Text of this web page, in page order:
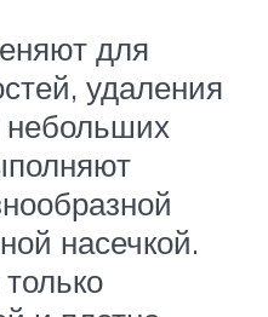
для
удаления
небольших
насечкой.